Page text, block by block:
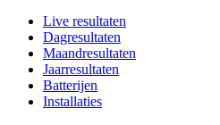
Live resultaten
Dagresultaten
Maandresultaten
Jaarresultaten
Batterijen
Installaties